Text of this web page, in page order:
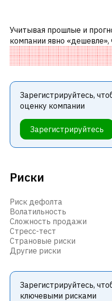
Риски
Риск дефолта
Волатильность
Сложность продажи
Стресс-тест
Страновые риски
Другие риски
Зарегистрируйтесь,
ключевыми рисками
Учитывая прошлые и
компании явно
компаний. В частности,
Зарегистрируйтесь,
оценку компании
Зарегистрируйтесь